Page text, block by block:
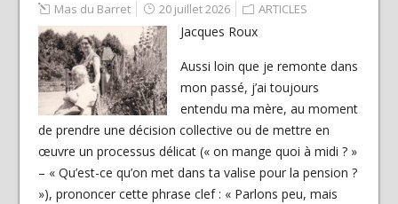
Mas du Barret 20 juillet 2026 ARTICLES
Jacques Roux
Aussi loin que je remonte dans
mon passé, j’ai toujours
entendu ma mère, au moment
de prendre une décision collective ou de mettre en
œuvre un processus délicat (« on mange quoi à midi ? »
– « Qu’est-ce qu’on met dans ta valise pour la pension ?
»), prononcer cette phrase clef : « Parlons peu, mais